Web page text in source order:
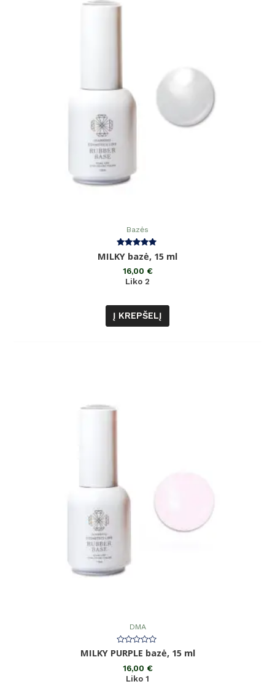
Bazės
Įvertinimas:
5.00
iš 5
MILKY bazė, 15 ml
16,00 €
Liko 2
Į KREPŠELĮ
DMA
Įvertinimas:
0
MILKY PURPLE bazė, 15 ml
16,00 €
Liko 1